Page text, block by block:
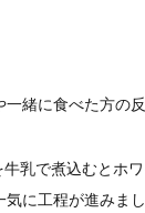
一緒に食べた方の
牛乳で煮込むとホ
に工程が進みま